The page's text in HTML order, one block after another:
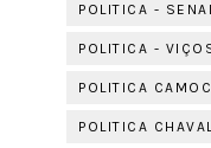
POLITICA -
POLITICA -
POLITICA
POLITICA